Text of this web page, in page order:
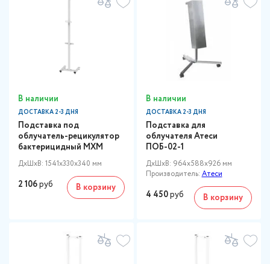
В наличии
ДОСТАВКА 2-3 ДНЯ
Подставка под
облучатель-рецикулятор
бактерицидный МХМ
ДxШxВ: 1541x330x340 мм
2 106руб В корзину
В наличии
ДОСТАВКА 2-3 ДНЯ
Подставка для
облучателя Атеси
ПОБ-02-1
ДxШxВ: 964x588x926 мм
Производитель:Атеси
4 450руб В корзину